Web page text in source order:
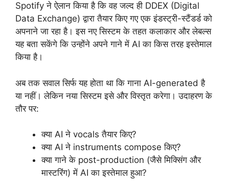
Spotify ने ऐलान किया है कि वह जल्द ही DDEX (Digital
Data Exchange) द्वारा तैयार किए गए एक इंडस्ट्री-स्टैंडर्ड को
अपनाने जा रहा है। इस नए सिस्टम के तहत कलाकार और लेबल्स
यह बता सकेंगे कि उन्होंने अपने गाने में AI का किस तरह इस्तेमाल
किया है।
अब तक सवाल सिर्फ यह होता था कि गाना AI-generated है
या नहीं। लेकिन नया सिस्टम इसे और विस्तृत करेगा। उदाहरण के
तौर पर:
क्या AI ने vocals तैयार किए?
क्या AI ने instruments compose किए?
क्या गाने के post-production (जैसे मिक्सिंग और
मास्टरिंग) में AI का इस्तेमाल हुआ?